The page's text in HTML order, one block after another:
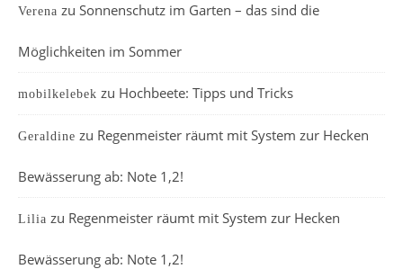
Verena zu Sonnenschutz im Garten – das sind die
Möglichkeiten im Sommer
mobilkelebek zu Hochbeete: Tipps und Tricks
Geraldine zu Regenmeister räumt mit System zur Hecken
Bewässerung ab: Note 1,2!
Lilia zu Regenmeister räumt mit System zur Hecken
Bewässerung ab: Note 1,2!